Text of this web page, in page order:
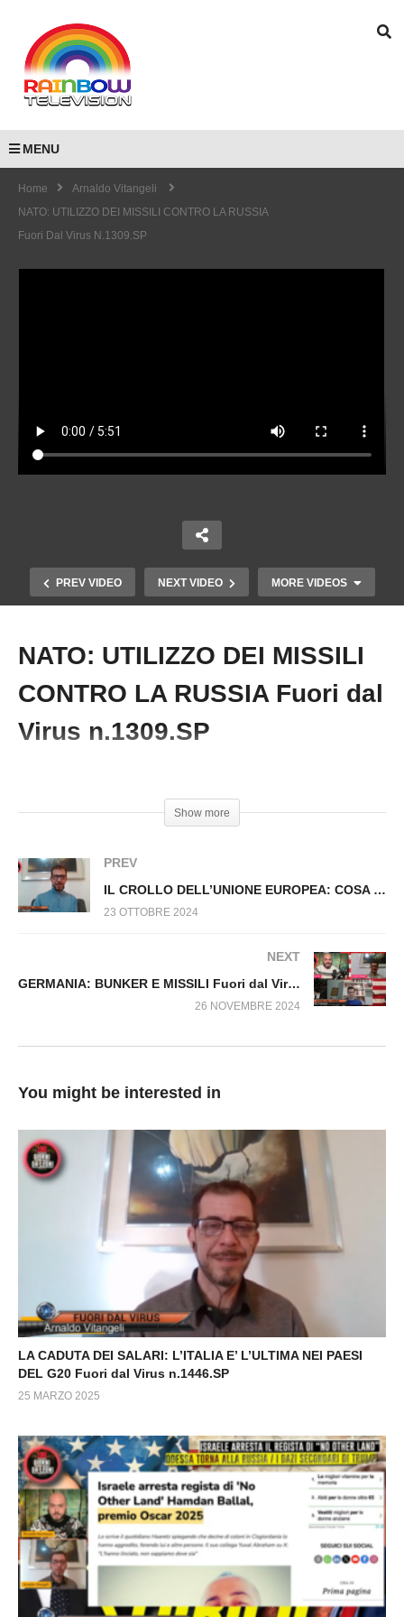
MENU
Home
Arnaldo Vitangeli
NATO: UTILIZZO DEI MISSILI CONTRO LA RUSSIA
Fuori Dal Virus N.1309.SP
PREV VIDEO NEXT VIDEO MORE VIDEOS
Copy Embed Code
CONFERENZA DEI BRICS Fuori dal Virus
n.1268.SP
NATO: UTILIZZO DEI MISSILI
CONTRO LA RUSSIA Fuori dal
Virus n.1309.SP
Show more
PREV
IL CROLLO DELL’UNIONE EUROPEA: COSA POTREBBE SUCCEDERE ALL’ITALIA Fuori dal Virus n.1269.SP
23 OTTOBRE 2024
NEXT
GERMANIA: BUNKER E MISSILI Fuori dal Virus n.1310.SP
26 NOVEMBRE 2024
You might be interested in
LA CADUTA DEI SALARI: L’ITALIA E’ L’ULTIMA NEI PAESI
DEL G20 Fuori dal Virus n.1446.SP
25 MARZO 2025